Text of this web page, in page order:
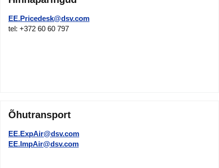
EE.Pricedesk@dsv.com
tel: +372 60 60 797
Õhutransport
EE.ExpAir@dsv.com
EE.ImpAir@dsv.com